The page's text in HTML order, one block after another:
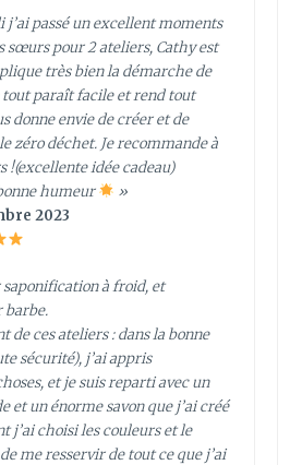
passé un excellent moments
sœurs pour 2 ateliers, Cathy est
très bien la démarche de
tout paraît facile et rend tout
donne envie de créer et de
zéro déchet. Je recommande à
!(excellente idée cadeau)
humeur
»
2023
saponification à froid, et
barbe.
de ces ateliers : dans la bonne
sécurité), j’ai appris
et je suis reparti avec un
et un énorme savon que j’ai créé
j’ai choisi les couleurs et le
me resservir de tout ce que j’ai